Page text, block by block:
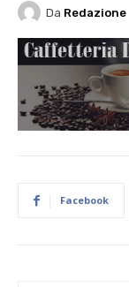
Da Redazione
Facebook